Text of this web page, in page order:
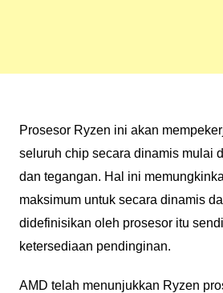
Prosesor Ryzen ini akan
seluruh chip secara dinamis mulai
dan tegangan. Hal ini
maksimum untuk secara dinamis
didefinisikan oleh prosesor itu
ketersediaan pendinginan.
AMD telah menunjukkan Ryzen